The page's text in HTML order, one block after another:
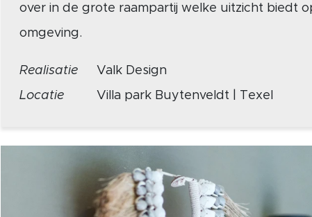
over in de grote raampartij welke uitzicht biedt
omgeving.
Realisatie
Valk Design
Locatie
Villa park Buytenveldt | Texel